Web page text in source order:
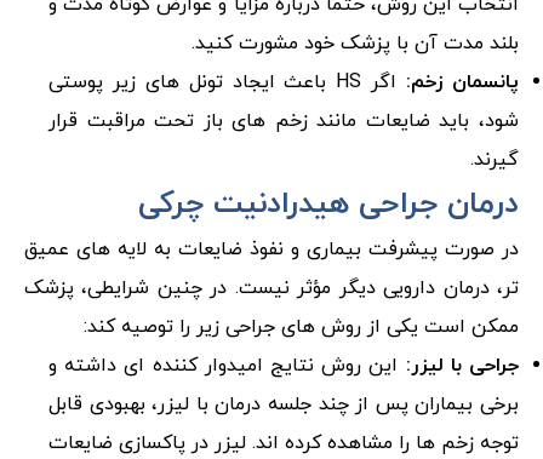
بلند مدت آن با پزشک خود مشورت کنید.
پانسمان زخم:
اگر HS باعث ایجاد تونل های زیر پوستی
شود، باید ضایعات مانند زخم های باز تحت مراقبت قرار
گیرند.
درمان جراحی هیدرادنیت چرکی
در صورت پیشرفت بیماری و نفوذ ضایعات به لایه های عمیق
تر، درمان دارویی دیگر مؤثر نیست. در چنین شرایطی، پزشک
ممکن است یکی از روش های جراحی زیر را توصیه کند:
جراحی با لیزر: این روش نتایج امیدوار کننده ای داشته و
برخی بیماران پس از چند جلسه درمان با لیزر، بهبودی قابل
توجه زخم ها را مشاهده کرده اند. لیزر در پاکسازی ضایعات